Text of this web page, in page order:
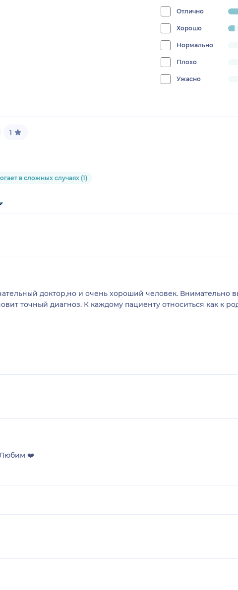
Отлично
Хорошо
4.3478260869565215%
Нормально
Плохо
Ужасно
1
в сложных случаях (1)
доктор,но и очень хороший человек. Внимательно
точный диагноз. К каждому пациенту относиться как к
Любим ❤️